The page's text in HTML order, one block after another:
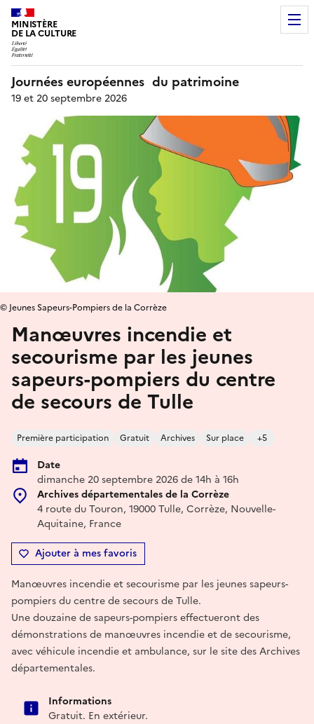
MINISTÈRE
DE LA CULTURE
Journées européennes du patrimoine
19 et 20 septembre 2026
Manœuvres incendie et
secourisme par les jeunes
sapeurs-pompiers du centre
de secours de Tulle
Première participation Gratuit Archives Sur place +5
Date
dimanche 20 septembre 2026 de 14h à 16h
Archives départementales de la Corrèze
4 route du Touron, 19000 Tulle, Corrèze, Nouvelle-
Aquitaine, France
Ajouter à mes favoris
© Jeunes Sapeurs-Pompiers de la Corrèze
Manœuvres incendie et secourisme par les jeunes sapeurs-
pompiers du centre de secours de Tulle.
Une douzaine de sapeurs-pompiers effectueront des
démonstrations de manœuvres incendie et de secourisme,
avec véhicule incendie et ambulance, sur le site des Archives
départementales.
Informations
Gratuit. En extérieur.